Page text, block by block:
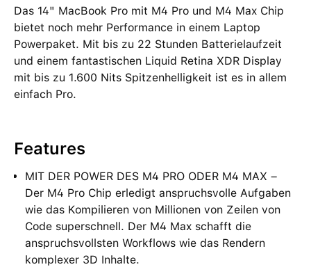
Das 14" MacBook Pro mit M4 Pro und M4 Max Chip
bietet noch mehr Performance in einem Laptop
Powerpaket. Mit bis zu 22 Stunden Batterielaufzeit
und einem fantastischen Liquid Retina XDR Display
mit bis zu 1.600 Nits Spitzenhelligkeit ist es in allem
einfach Pro.
Features
MIT DER POWER DES M4 PRO ODER M4 MAX –
Der M4 Pro Chip erledigt anspruchsvolle Aufgaben
wie das Kompilieren von Millionen von Zeilen von
Code superschnell. Der M4 Max schafft die
anspruchsvollsten Workflows wie das Rendern
komplexer 3D Inhalte.